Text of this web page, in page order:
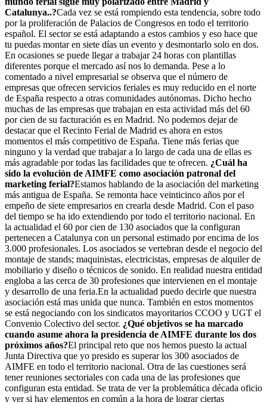
Catalunya..?Cada vez se está rompiendo esta tendencia, sobre todo
por la proliferación de Palacios de Congresos en todo el territorio
español. El sector se está adaptando a estos cambios y eso hace que
tu puedas montar en siete días un evento y desmontarlo solo en dos.
En ocasiones se puede llegar a trabajar 24 horas con plantillas
diferentes porque el mercado así nos lo demanda. Pese a lo
comentado a nivel empresarial se observa que el número de
empresas que ofrecen servicios feriales es muy reducido en el norte
de España respecto a otras comunidades autónomas. Dicho hecho
muchas de las empresas que trabajan en esta actividad más del 60
por cien de su facturación es en Madrid. No podemos dejar de
destacar que el Recinto Ferial de Madrid es ahora en estos
momentos el más competitivo de España. Tiene más ferias que
ninguno y la verdad que trabajar a lo largo de cada una de ellas es
más agradable por todas las facilidades que te ofrecen. ¿Cuál ha
sido la evolución de AIMFE como asociación patronal del
marketing ferial?Estamos hablando de la asociación del marketing
más antigua de España. Se remonta hace veinticinco años por el
empeño de siete empresarios en crearla desde Madrid. Con el paso
del tiempo se ha ido extendiendo por todo el territorio nacional. En
la actualidad el 60 por cien de 130 asociados que la configuran
pertenecen a Catalunya con un personal estimado por encima de los
3.000 profesionales. Los asociados se vertebran desde el negocio del
montaje de stands; maquinistas, electricistas, empresas de alquiler de
mobiliario y diseño o técnicos de sonido. En realidad nuestra entidad
engloba a las cerca de 30 profesiones que intervienen en el montaje
y desarrollo de una feria.En la actualidad puedo decirle que nuestra
asociación está mas unida que nunca. También en estos momentos
se está negociando con los sindicatos mayoritarios CCOO y UGT el
Convenio Colectivo del sector. ¿Qué objetivos se ha marcado
cuando asume ahora la presidencia de AIMFE durante los dos
próximos años?El principal reto que nos hemos puesto la actual
Junta Directiva que yo presido es superar los 300 asociados de
AIMFE en todo el territorio nacional. Otra de las cuestiones será
tener reuniones sectoriales con cada una de las profesiones que
configuran esta entidad. Se trata de ver la problemática década oficio
y ver si hay elementos en común a la hora de lograr ciertas